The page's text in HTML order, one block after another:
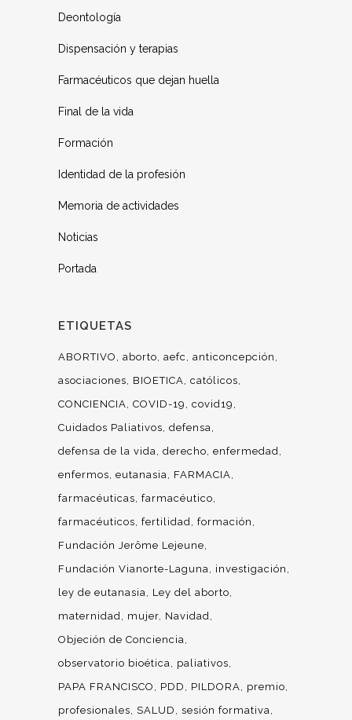
Deontología
Dispensación y terapias
Farmacéuticos que dejan huella
Final de la vida
Formación
Identidad de la profesión
Memoria de actividades
Noticias
Portada
ETIQUETAS
ABORTIVO aborto aefc
anticoncepción
asociaciones
BIOETICA católicos
CONCIENCIA COVID-19
covid19
Cuidados Paliativos defensa
defensa de la vida derecho enfermedad
enfermos eutanasia
FARMACIA
farmacéuticas farmacéutico
farmacéuticos fertilidad formación
Fundación Jerôme Lejeune
Fundación Vianorte-Laguna
investigación
ley de eutanasia
Ley del aborto
maternidad
mujer Navidad
Objeción de Conciencia
observatorio bioética
paliativos
PAPA FRANCISCO
PDD PILDORA
premio
profesionales
SALUD
sesión formativa